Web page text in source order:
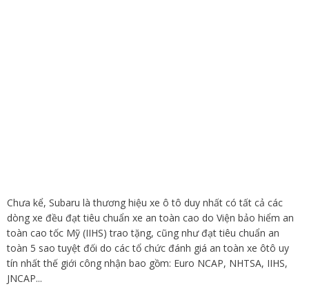
Chưa kể, Subaru là thương hiệu xe ô tô duy nhất có tất cả các
dòng xe đều đạt tiêu chuẩn xe an toàn cao do Viện bảo hiểm an
toàn cao tốc Mỹ (IIHS) trao tặng, cũng như đạt tiêu chuẩn an
toàn 5 sao tuyệt đối do các tổ chức đánh giá an toàn xe ôtô uy
tín nhất thế giới công nhận bao gồm: Euro NCAP, NHTSA, IIHS,
JNCAP...